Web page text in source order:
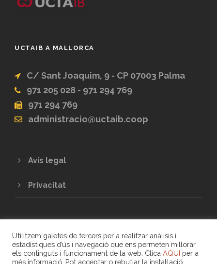
UCTAIB A MALLORCA
C/ Sant Joaquim, 9 - CP 07003 Palma
971 205 028 - 971 294 769
971 294 769
administracio@uctaib.coop
Avís legal
Privacitat
Utilitzem galetes de tercers per a realitzar anàlisis i
estadístiques d’ús i navegació que ens permeten millorar
els continguts i funcionament de la web. Clica AQUI per a
més informació. Pot acceptar o rebutjar la instal·lació